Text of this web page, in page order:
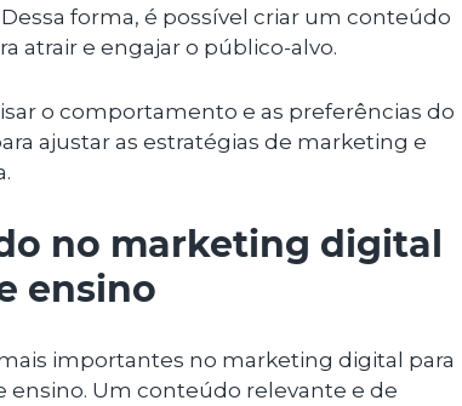
forma, é possível criar um conteúdo
atrair e engajar o público-alvo.
o comportamento e as preferências do
ajustar as estratégias de marketing e
no marketing digital
ensino
importantes no marketing digital para
ensino. Um conteúdo relevante e de